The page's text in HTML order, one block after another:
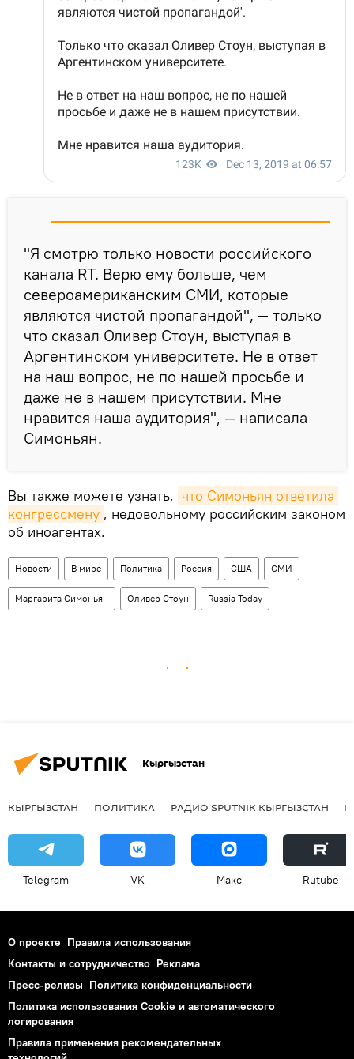
"Я смотрю только новости российского
канала RT. Верю ему больше, чем
североамериканским СМИ, которые
являются чистой пропагандой", — только
что сказал Оливер Стоун, выступая в
Аргентинском университете. Не в ответ
на наш вопрос, не по нашей просьбе и
даже не в нашем присутствии. Мне
нравится наша аудитория", — написала
Симоньян.
Вы также можете узнать, что Симоньян ответила
конгрессмену , недовольному российским законом
об иноагентах.
Новости В мире Политика Россия США СМИ
Маргарита Симоньян Оливер Стоун Russia Today
Кыргызстан
КЫРГЫЗСТАН ПОЛИТИКА РАДИО SPUTNIK КЫРГЫЗСТАН
Telegram VK Макс Rutube
О проекте Правила использования
Контакты и сотрудничество Реклама
Пресс-релизы Политика конфиденциальности
Политика использования Cookie и автоматического
логирования
Правила применения рекомендательных